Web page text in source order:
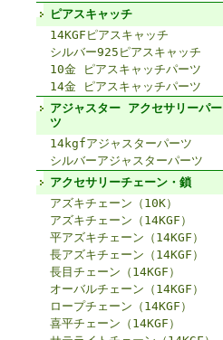
ピアスキャッチ
14KGFピアスキャッチ
シルバー925ピアスキャッチ
10金 ピアスキャッチパーツ
14金 ピアスキャッチパーツ
アジャスター アクセサリーパー
ツ
14kgfアジャスターパーツ
シルバーアジャスターパーツ
アクセサリーチェーン・鎖
アズキチェーン（10K）
アズキチェーン（14KGF）
平アズキチェーン（14KGF）
長アズキチェーン（14KGF）
長目チェーン（14KGF）
オーバルチェーン（14KGF）
ロープチェーン（14KGF）
喜平チェーン（14KGF）